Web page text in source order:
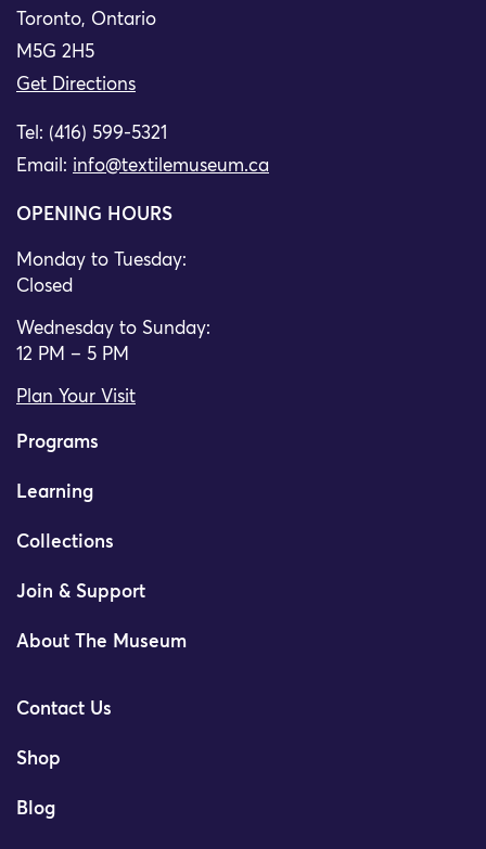
Toronto, Ontario
M5G 2H5
Get Directions
Tel: (416) 599-5321
Email: info@textilemuseum.ca
OPENING HOURS
Monday to Tuesday:
Closed
Wednesday to Sunday:
12 PM – 5 PM
Plan Your Visit
Programs
Learning
Collections
Join & Support
About The Museum
Contact Us
Shop
Blog